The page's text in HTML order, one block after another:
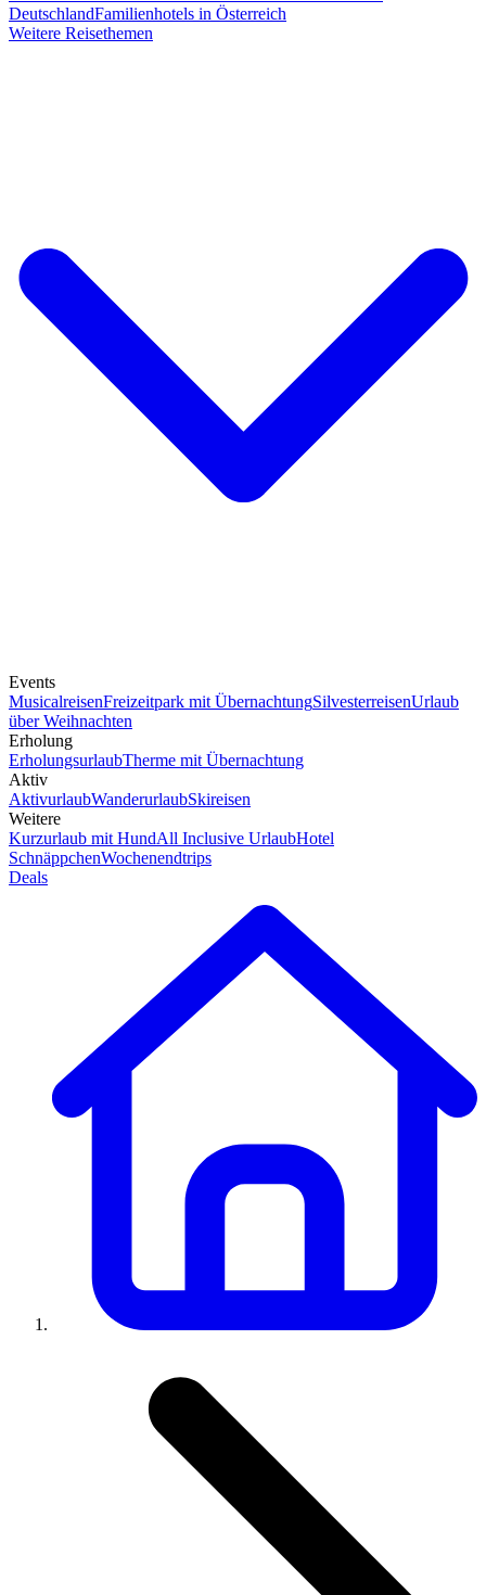
DeutschlandFamilienhotels in Österreich
Weitere Reisethemen
Events
MusicalreisenFreizeitpark mit ÜbernachtungSilvesterreisenUrlaub
über Weihnachten
Erholung
ErholungsurlaubTherme mit Übernachtung
Aktiv
AktivurlaubWanderurlaubSkireisen
Weitere
Kurzurlaub mit HundAll Inclusive UrlaubHotel
SchnäppchenWochenendtrips
Deals